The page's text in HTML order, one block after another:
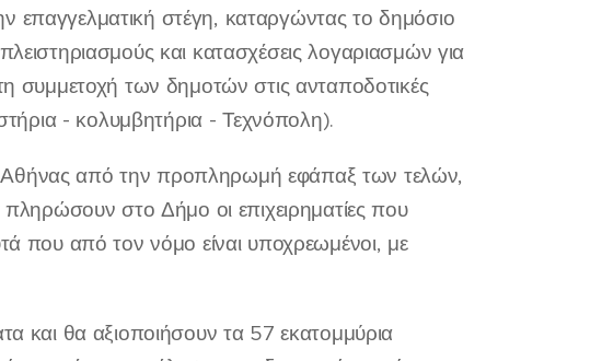
επαγγελματική στέγη, καταργώντας το δημόσιο
και κατασχέσεις λογαριασμών για
συμμετοχή των δημοτών στις ανταποδοτικές
- κολυμβητήρια - Τεχνόπολη).
Αθήνας από την προπληρωμή εφάπαξ των τελών,
στο Δήμο οι επιχειρηματίες που
που από τον νόμο είναι υποχρεωμένοι, με
και θα αξιοποιήσουν τα 57 εκατομμύρια